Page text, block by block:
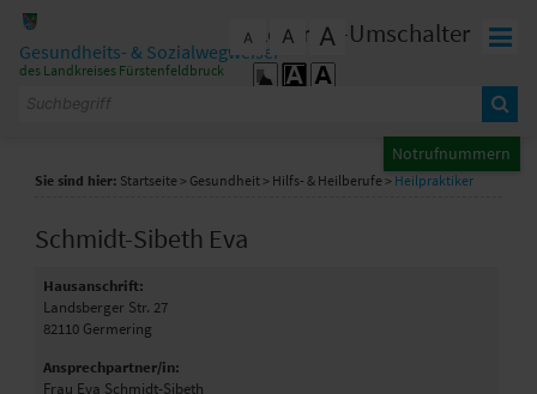
Zum Inhalt
Gesundheits- & Sozialwegweiser
des Landkreises Fürstenfeldbruck
A A A
Kontrast-Umschalter
Notrufnummern
Sie sind hier: Startseite> Gesundheit> Hilfs- & Heilberufe> Heilpraktiker
Schmidt-Sibeth Eva
Hausanschrift:
Landsberger Str. 27
82110 Germering
Ansprechpartner/in:
Frau Eva Schmidt-Sibeth